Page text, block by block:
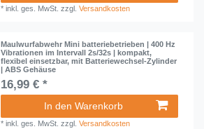
*inkl. ges. MwSt. zzgl.Versandkosten
Maulwurfabwehr Mini batteriebetrieben | 400 Hz
Vibrationen im Intervall 2s/32s | kompakt,
flexibel einsetzbar, mit Batteriewechsel-Zylinder
| ABS Gehäuse
16,99 € *
In den Warenkorb
*inkl. ges. MwSt. zzgl.Versandkosten